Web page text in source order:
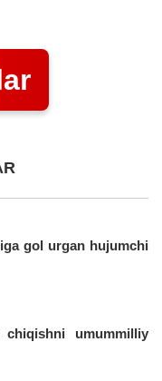
gol urgan hujumchi
chiqishni umummilliy